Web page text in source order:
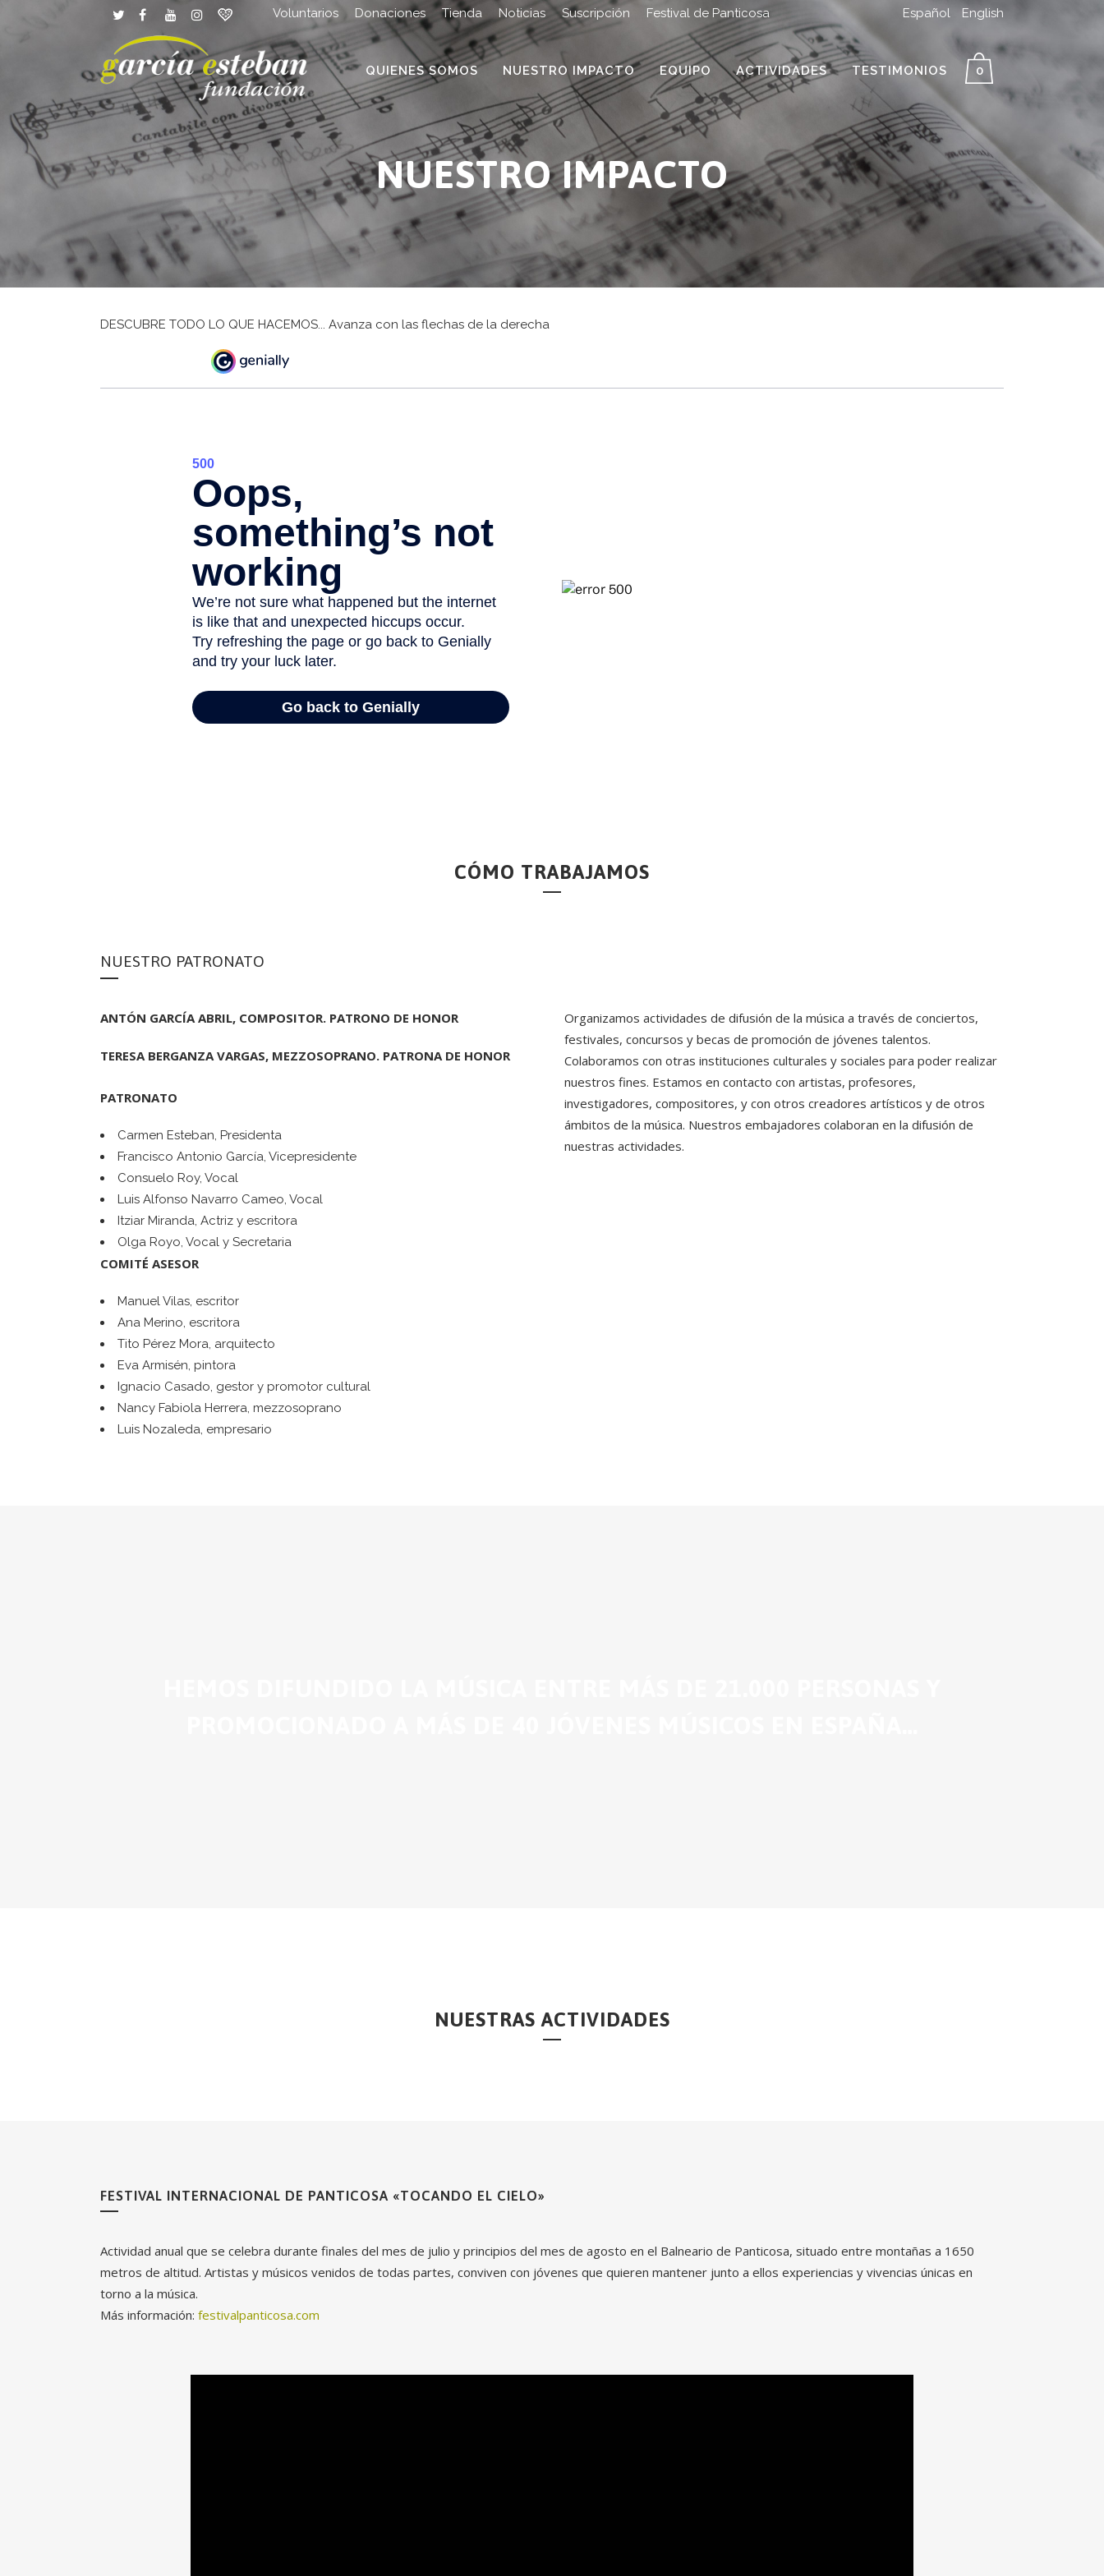
Voluntarios Donaciones Tienda Noticias Suscripción Festival de Panticosa Español English
0
QUIENES SOMOS NUESTRO IMPACTO EQUIPO ACTIVIDADES TESTIMONIOS
NUESTRO IMPACTO
DESCUBRE TODO LO QUE HACEMOS... Avanza con las flechas de la derecha
CÓMO TRABAJAMOS
NUESTRO PATRONATO
ANTÓN GARCÍA ABRIL, COMPOSITOR. PATRONO DE HONOR
TERESA BERGANZA VARGAS, MEZZOSOPRANO. PATRONA DE HONOR
PATRONATO
Carmen Esteban, Presidenta
Francisco Antonio García, Vicepresidente
Consuelo Roy, Vocal
Luis Alfonso Navarro Cameo, Vocal
Itziar Miranda, Actriz y escritora
Olga Royo, Vocal y Secretaria
COMITÉ ASESOR
Manuel Vilas, escritor
Ana Merino, escritora
Tito Pérez Mora, arquitecto
Eva Armisén, pintora
Ignacio Casado, gestor y promotor cultural
Nancy Fabiola Herrera, mezzosoprano
Luis Nozaleda, empresario
Organizamos actividades de difusión de la música a través de conciertos,
festivales, concursos y becas de promoción de jóvenes talentos.
Colaboramos con otras instituciones culturales y sociales para poder realizar
nuestros fines. Estamos en contacto con artistas, profesores,
investigadores, compositores, y con otros creadores artísticos y de otros
ámbitos de la música. Nuestros embajadores colaboran en la difusión de
nuestras actividades.
NUESTRAS ACTIVIDADES
FESTIVAL INTERNACIONAL DE PANTICOSA «TOCANDO EL CIELO»
Actividad anual que se celebra durante finales del mes de julio y principios del mes de agosto en el Balneario de Panticosa, situado entre montañas a 1650
metros de altitud. Artistas y músicos venidos de todas partes, conviven con jóvenes que quieren mantener junto a ellos experiencias y vivencias únicas en
torno a la música.
Más información: festivalpanticosa.com